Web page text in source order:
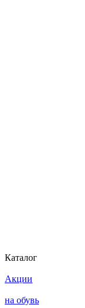
Каталог
Акции
на обувь